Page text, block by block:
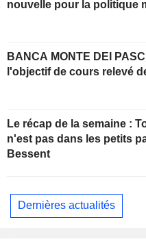
nouvelle pour la politique
BANCA MONTE DEI
l'objectif de cours relevé
Le récap de la semaine :
n'est pas dans les petits
Bessent
Dernières actualités